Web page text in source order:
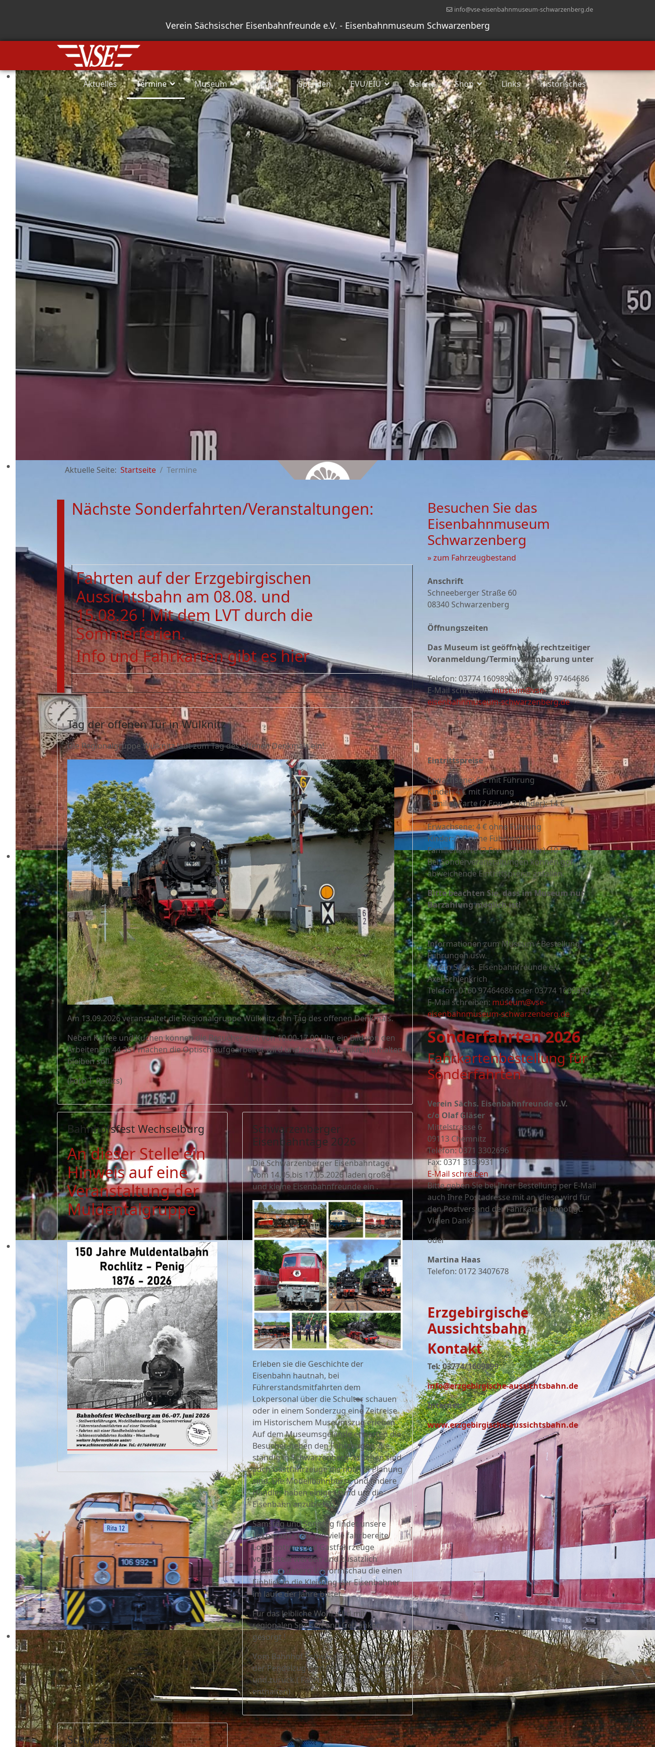
info@vse-eisenbahnmuseum-schwarzenberg.de
Verein Sächsischer Eisenbahnfreunde e.V. - Eisenbahnmuseum Schwarzenberg
Aktuelles Termine Museum Verein Spenden EVU/EIU Galerie Shop Links Historisches
Aktuelle Seite: Startseite Termine
Nächste Sonderfahrten/Veranstaltungen:
Fahrten auf der Erzgebirgischen
Aussichtsbahn am 08.08. und
15.08.26 ! Mit dem LVT durch die
Sommerferien.
Info und Fahrkarten gibt es hier
Tag der offenen Tür in Wülknitz
Die Regionalgruppe Wülknitz lädt zum Tag des offenen Denkmals ein!
Am 13.09.2026 veranstaltet die Regionalgruppe Wülknitz den Tag des offenen Denkmals.
Neben Kaffee und Kuchen können die Besucher sich von 10.00-17.00 Uhr ein Bild von den
Arbeiten an 44 351 machen die Optisch aufgearbeitet wird und somit als Denkmal erhalten
bleiben soll.
(Foto T. Radics)
Bahnhofsfest Wechselburg
An dieser Stelle ein
Hinweis auf eine
Veranstaltung der
Muldentalgruppe
Schwarzenberger
Eisenbahntage 2026
Die Schwarzenberger Eisenbahntage
vom 14.05.bis 17.05.2026 laden große
und kleine Eisenbahnfreunde ein .
Erleben sie die Geschichte der
Eisenbahn hautnah, bei
Führerstandsmitfahrten dem
Lokpersonal über die Schulter schauen
oder in einem Sonderzug eine Zeitreise
im Historischem Museumszug erleben.
Auf dem Museumsgelände erwarten die
Besucher neben den Fahrzeugen, die
ständig in Schwarzenberg zu sehen sind
auch Gastfahrzeuge die noch in Planung
sind. Die Modellbahnbörse und andere
Händler haben einiges rund um die
Eisenbahn anzubieten.
Samstag und Sonntag findet unsere
Lokparade statt, wo viele fahrbereite
Lokomotiven und Gastfahrzeuge
vorgestellt werden und zusätzlich
Sonntag unsere Uniformschau die einen
Einblick in die Kleidung der Eisenbahner
im laufe der Jahre bietet.
Für das leibliche Wohl wird mit
regionalen Speisen und Getränken
gesorgt !
Vom Bahnhof Schwarzenberg verkehrt
der Pendelzug zum Eisenbahnmuseum
und zurück ( Fahrt im Eintrittspreis
enthalten)
Schwarzenberger
Besuchen Sie das
Eisenbahnmuseum
Schwarzenberg
» zum Fahrzeugbestand
Anschrift
Schneeberger Straße 60
08340 Schwarzenberg
Öffnungszeiten
Das Museum ist geöffnet bei rechtzeitiger
Voranmeldung/Terminvereinbarung unter
Telefon: 03774 1609890 oder 0160 97464686
E-Mail schreiben:museum@vse-
eisenbahnmuseum-schwarzenberg.de
Eintrittspreise
Erwachsene: 6 € mit Führung
Kinder: 4 € mit Führung
Familienkarte (2 Erw. + 2 Kinder): 14 €
Erwachsene: 4 € ohne Führung
Kinder: 2 € ohne Führung
Familienkarte (2 Erw. + 2 Kinder): 10 €
Bei Sonderveranstaltungen können ggf.
abweichende Eintrittspreise anfallen.
Bitte beachten Sie, dass im Museum nur
Barzahlung möglich ist!
Informationen zum Museum / Bestellung
Führungen usw.
Verein Sächs. Eisenbahnfreunde e.V.
Axel Schlenkrich
Telefon: 0160 97464686 oder 03774 1609890
E-Mail schreiben: museum@vse-
eisenbahnmuseum-schwarzenberg.de
Sonderfahrten 2026
Fahrkartenbestellung für
Sonderfahrten
Verein Sächs. Eisenbahnfreunde e.V.
c/o Olaf Gläser
Mittelstrasse 6
09113 Chemnitz
Telefon: 0371 3302696
Fax: 0371 3159931
E-Mail schreiben
Bitte geben Sie bei Ihrer Bestellung per E-Mail
auch Ihre Postadresse mit an, diese wird für
den Postversand der Fahrkarten benötigt.
Vielen Dank
oder
Martina Haas
Telefon: 0172 3407678
Erzgebirgische
Aussichtsbahn
Kontakt
Tel: 03774/1609899
info@erzgebirgische-aussichtsbahn.de
Internet:
www.erzgebirgische-aussichtsbahn.de